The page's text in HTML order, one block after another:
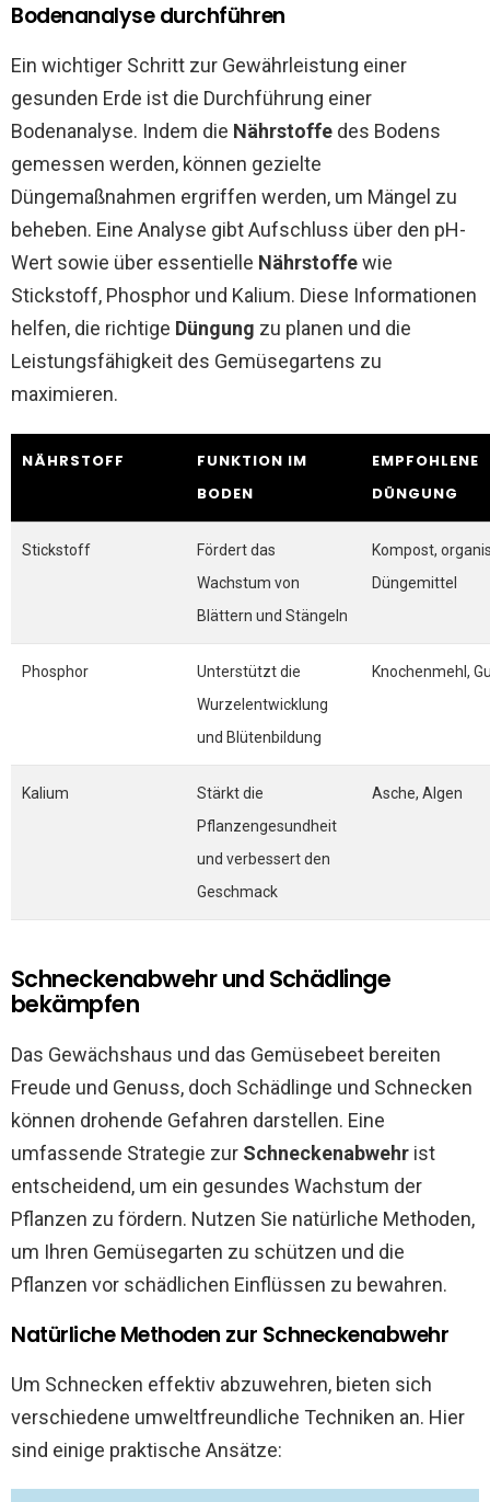
Bodenanalyse durchführen
Ein wichtiger Schritt zur Gewährleistung einer
gesunden Erde ist die Durchführung einer
Bodenanalyse. Indem die Nährstoffe des Bodens
gemessen werden, können gezielte
Düngemaßnahmen ergriffen werden, um Mängel zu
beheben. Eine Analyse gibt Aufschluss über den pH-
Wert sowie über essentielle Nährstoffewie
Stickstoff, Phosphor und Kalium. Diese Informationen
helfen, die richtige Düngung zu planen und die
Leistungsfähigkeit des Gemüsegartens zu
maximieren.
NÄHRSTOFF
FUNKTION IM
BODEN
EMPFOHLENE
DÜNGUNG
Stickstoff
Fördert das
Wachstum von
Blättern und Stängeln
Kompost,
Düngemittel
Phosphor
Unterstützt die
Wurzelentwicklung
und Blütenbildung
Knochenmehl,
Kalium
Stärkt die
Pflanzengesundheit
und verbessert den
Geschmack
Asche, Algen
Schneckenabwehr und Schädlinge
bekämpfen
Das Gewächshaus und das Gemüsebeet bereiten
Freude und Genuss, doch Schädlinge und Schnecken
können drohende Gefahren darstellen. Eine
umfassende Strategie zur Schneckenabwehr ist
entscheidend, um ein gesundes Wachstum der
Pflanzen zu fördern. Nutzen Sie natürliche Methoden,
um Ihren Gemüsegarten zu schützen und die
Pflanzen vor schädlichen Einflüssen zu bewahren.
Natürliche Methoden zur Schneckenabwehr
Um Schnecken effektiv abzuwehren, bieten sich
verschiedene umweltfreundliche Techniken an. Hier
sind einige praktische Ansätze: